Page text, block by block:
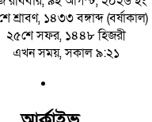
শ্রাবণ, ১৪৩৩ বঙ্গাব্দ (বর্ষাকাল)
২৫শে সফর, ১৪৪৮ হিজরী
এখন সময়, সকাল ৯:২১